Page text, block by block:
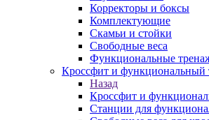
Корректоры и боксы
Комплектующие
Скамьи и стойки
Свободные веса
Функциональные
Кроссфит и функциональный
Назад
Кроссфит и
Станции для